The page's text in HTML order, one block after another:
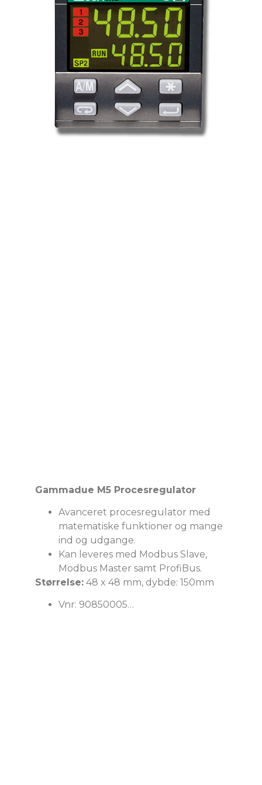
Gammadue M5 Procesregulator
Avanceret procesregulator med
matematiske funktioner og mange
ind og udgange.
Kan leveres med Modbus Slave,
Modbus Master samt ProfiBus.
Størrelse: 48 x 48 mm, dybde: 150mm
Vnr: 90850005…